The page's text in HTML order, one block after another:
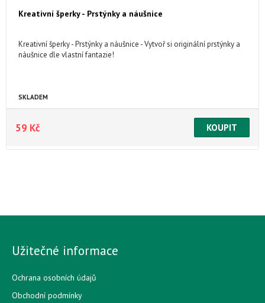
Kreativní šperky - Prstýnky a náušnice
Kreativní šperky - Prstýnky a náušnice - Vytvoř si originální prstýnky a
náušnice dle vlastní fantazie!
SKLADEM
59 Kč
Užitečné informace
Ochrana osobních údajů
Obchodní podmínky